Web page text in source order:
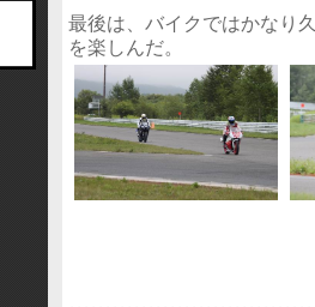
最後は、バイクではかなり
を楽しんだ。